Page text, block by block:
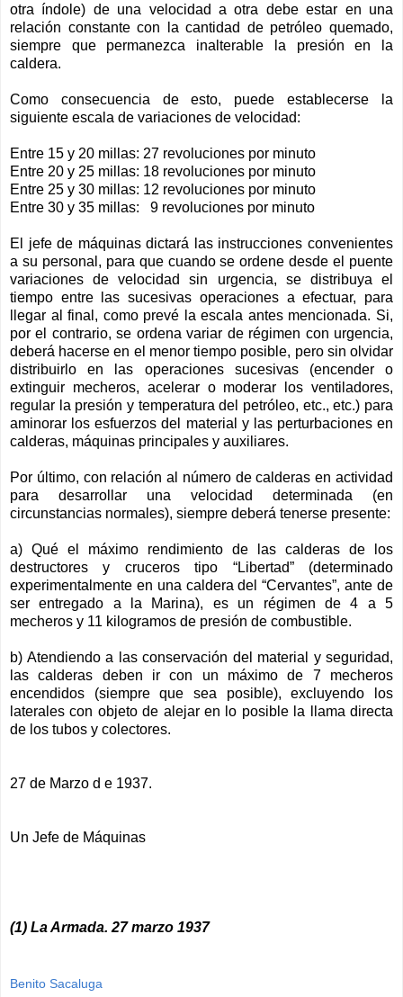
otra índole) de una velocidad a otra debe estar en una
relación constante con la cantidad de petróleo quemado,
siempre que permanezca inalterable la presión en la
caldera.
Como consecuencia de esto, puede establecerse la
siguiente escala de variaciones de velocidad:
Entre 15 y 20 millas: 27 revoluciones por minuto
Entre 20 y 25 millas: 18 revoluciones por minuto
Entre 25 y 30 millas: 12 revoluciones por minuto
Entre 30 y 35 millas: 9 revoluciones por minuto
El jefe de máquinas dictará las instrucciones convenientes
a su personal, para que cuando se ordene desde el puente
variaciones de velocidad sin urgencia, se distribuya el
tiempo entre las sucesivas operaciones a efectuar, para
llegar al final, como prevé la escala antes mencionada. Si,
por el contrario, se ordena variar de régimen con urgencia,
deberá hacerse en el menor tiempo posible, pero sin olvidar
distribuirlo en las operaciones sucesivas (encender o
extinguir mecheros, acelerar o moderar los ventiladores,
regular la presión y temperatura del petróleo, etc., etc.) para
aminorar los esfuerzos del material y las perturbaciones en
calderas, máquinas principales y auxiliares.
Por último, con relación al número de calderas en actividad
para desarrollar una velocidad determinada (en
circunstancias normales), siempre deberá tenerse presente:
a) Qué el máximo rendimiento de las calderas de los
destructores y cruceros tipo “Libertad” (determinado
experimentalmente en una caldera del “Cervantes”, ante de
ser entregado a la Marina), es un régimen de 4 a 5
mecheros y 11 kilogramos de presión de combustible.
b) Atendiendo a las conservación del material y seguridad,
las calderas deben ir con un máximo de 7 mecheros
encendidos (siempre que sea posible), excluyendo los
laterales con objeto de alejar en lo posible la llama directa
de los tubos y colectores.
27 de Marzo d e 1937.
Un Jefe de Máquinas
(1) La Armada. 27 marzo 1937
Benito Sacaluga